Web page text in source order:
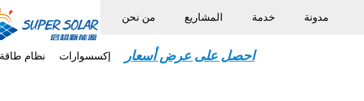
من نحن المشاريع خدمة مدونة
نظام إكسسوارات احصل على عرض أسعار